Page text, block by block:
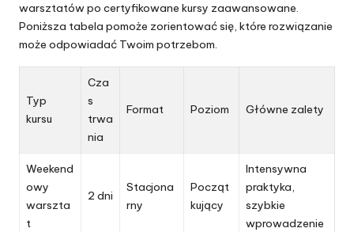
warsztatów po certyfikowane kursy zaawansowane.
Poniższa tabela pomoże zorientować się, które rozwiązanie
może odpowiadać Twoim potrzebom.
Typ
kursu
Cza
s
trwa
nia
Format Poziom Główne zalety
Weekend
owy
warszta
t
2 dni
Stacjona
rny
Począt
kujący
Intensywna
praktyka,
szybkie
wprowadzenie